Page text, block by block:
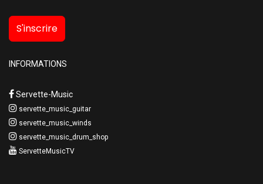
S'inscrire
INFORMATIONS
Servette-Music
servette_music_guitar
servette_music_winds
servette_music_drum_shop
ServetteMusicTV